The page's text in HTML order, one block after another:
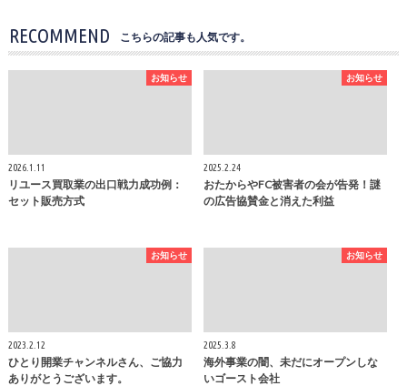
RECOMMEND こちらの記事も人気です。
お知らせ
2026.1.11
リユース買取業の出口戦力成功例：
セット販売方式
お知らせ
2025.2.24
おたからやFC被害者の会が告発！謎
の広告協賛金と消えた利益
お知らせ
2023.2.12
ひとり開業チャンネルさん、ご協力
ありがとうございます。
お知らせ
2025.3.8
海外事業の闇、未だにオープンしな
いゴースト会社